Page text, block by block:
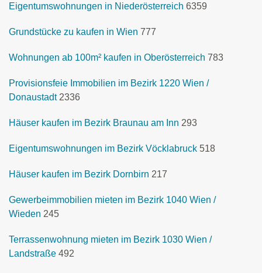
Eigentumswohnungen in Niederösterreich 6359
Grundstücke zu kaufen in Wien 777
Wohnungen ab 100m² kaufen in Oberösterreich 783
Provisionsfeie Immobilien im Bezirk 1220 Wien /
Donaustadt 2336
Häuser kaufen im Bezirk Braunau am Inn 293
Eigentumswohnungen im Bezirk Vöcklabruck 518
Häuser kaufen im Bezirk Dornbirn 217
Gewerbeimmobilien mieten im Bezirk 1040 Wien /
Wieden 245
Terrassenwohnung mieten im Bezirk 1030 Wien /
Landstraße 492